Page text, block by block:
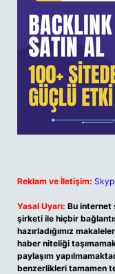
Reklam ve İletişim:
Yasal Uyarı: Bu internet
şirketi ile hiçbir
hazırladığımız
haber niteliği
paylaşım
benzerlikleri tamamen